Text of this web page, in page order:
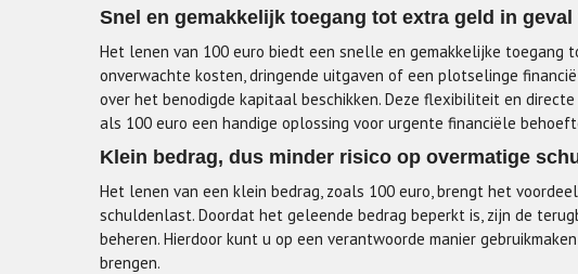
Snel en gemakkelijk toegang tot extra geld in geval
Het lenen van 100 euro biedt een snelle en gemakkelijke toegang
onverwachte kosten, dringende uitgaven of een plotselinge
over het benodigde kapitaal beschikken. Deze flexibiliteit en
als 100 euro een handige oplossing voor urgente financiële
Klein bedrag, dus minder risico op overmatige
Het lenen van een klein bedrag, zoals 100 euro, brengt het
schuldenlast. Doordat het geleende bedrag beperkt is, zijn de
beheren. Hierdoor kunt u op een verantwoorde manier
brengen.